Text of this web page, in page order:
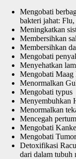
Mengobati
bakteri jahat:
Meningkatkan
Membersihkan
Membersihkan
Mengobati
Menyehatkan
Mengobati Maag
Menormalkan
Mengobati typus
Menyembuhkan
Menormalkan
Mencegah
Mengobati
Mengobati Tumor
Detoxifikasi
dari dalam tubuh